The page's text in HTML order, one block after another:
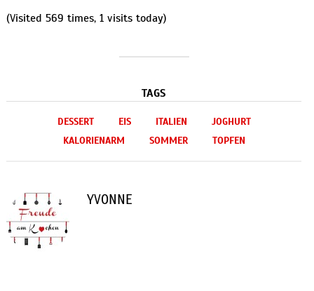
(Visited 569 times, 1 visits today)
TAGS
DESSERT EIS ITALIEN
JOGHURT
KALORIENARM
SOMMER TOPFEN
YVONNE